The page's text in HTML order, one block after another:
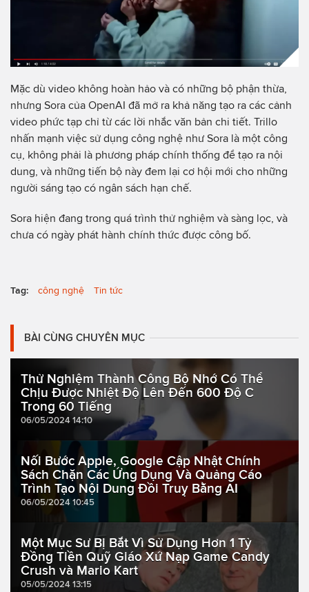
Mặc dù video không hoàn hảo và có những bộ phận thừa,
nhưng Sora của OpenAI đã mở ra khả năng tạo ra các cảnh
video phức tạp chỉ từ các lời nhắc văn bản chi tiết. Trillo
nhấn mạnh việc sử dụng công nghệ như Sora là một công
cụ, không phải là phương pháp chính thống để tạo ra nội
dung, và những tiến bộ này đem lại cơ hội mới cho những
người sáng tạo có ngân sách hạn chế.
Sora hiện đang trong quá trình thử nghiệm và sàng lọc, và
chưa có ngày phát hành chính thức được công bố.
Tag: công nghệ Tin tức
BÀI CÙNG CHUYÊN MỤC
Thử Nghiệm Thành Công Bộ Nhớ Có Thể
Chịu Được Nhiệt Độ Lên Đến 600 Độ C
Trong 60 Tiếng
06/05/2024 14:10
Nối Bước Apple, Google Cập Nhật Chính
Sách Chặn Các Ứng Dụng Và Quảng Cáo
Trình Tạo Nội Dung Đồi Truỵ Bằng AI
06/05/2024 10:45
Một Mục Sư Bị Bắt Vì Sử Dụng Hơn 1 Tỷ
Đồng Tiền Quỹ Giáo Xứ Nạp Game Candy
Crush và Mario Kart
05/05/2024 13:15